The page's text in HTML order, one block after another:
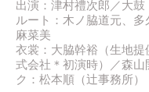
出演：津村禮次郎／大鼓
ルート：木ノ脇道元、
麻菜美
衣裳：大脇幹裕（生地提
式会社＊初演時）／森山
ク：松本順（辻事務所）